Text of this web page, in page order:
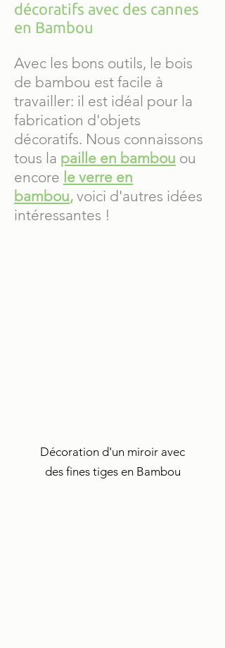
décoratifs avec des cannes
en Bambou
Avec les bons outils, le bois
de bambou est facile à
travailler: il est idéal pour la
fabrication d'objets
décoratifs. Nous connaissons
tous la paille en bambou ou
encore le verre en
bambou, voici d'autres idées
intéressantes !
Décoration d'un miroir avec
des fines tiges en Bambou